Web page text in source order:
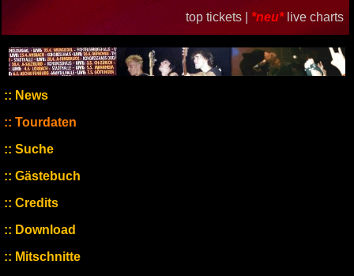
top tickets | *neu* live charts
News
Tourdaten
Suche
Gästebuch
Credits
Download
Mitschnitte